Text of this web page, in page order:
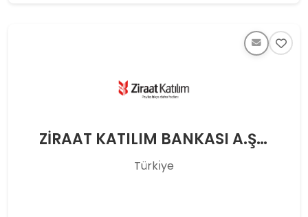
ZİRAAT KATILIM BANKASI A.Ş. - YENİ TOPTANCILAR KONYA ŞUBESİ
Türkı̇ye